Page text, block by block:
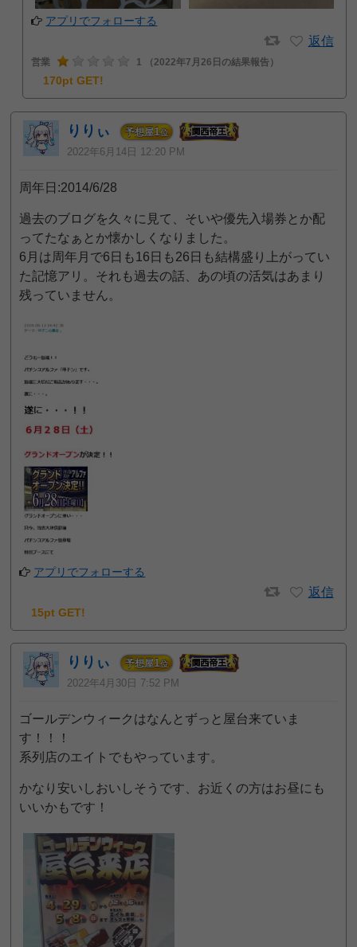
アプリでフォローする
返信
営業 1 （2022年7月26日の結果報告）
170pt GET!
りりぃ 予想屋1位
2022年6月14日 12:20 PM
周年日:2014/6/28
過去のブログを久々に見て、そいや優先入場券とか配
ってたなぁとか懐かしくなりました。
6月は周年月で6日も16日も26日も結構盛り上がってい
た記憶アリ。それも過去の話、あの頃の活気はあまり
残っていません。
アプリでフォローする
返信
15pt GET!
りりぃ 予想屋1位
2022年4月30日 7:52 PM
ゴールデンウィークはなんとずっと屋台来ていま
す！！！
系列店のエイトでもやっています。
かなり安いしおいしそうです、お近くの方はお昼にも
いいかもです！